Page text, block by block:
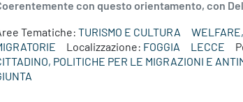
con questo orientamento, con
Tematiche: TURISMO E CULTURA
Localizzazione: FOGGIA LECCE
POLITICHE PER LE MIGRAZIONI E